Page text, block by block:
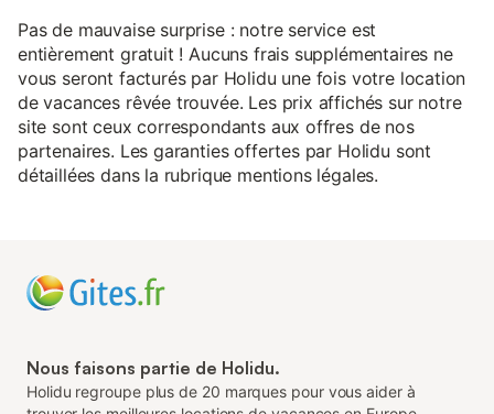
Pas de mauvaise surprise : notre service est
entièrement gratuit ! Aucuns frais supplémentaires ne
vous seront facturés par Holidu une fois votre location
de vacances rêvée trouvée. Les prix affichés sur notre
site sont ceux correspondants aux offres de nos
partenaires. Les garanties offertes par Holidu sont
détaillées dans la rubrique mentions légales.
Nous faisons partie de Holidu.
Holidu regroupe plus de 20 marques pour vous aider à